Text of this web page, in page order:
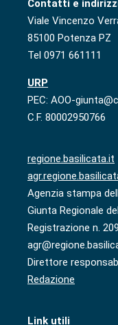
Contatti e
Viale Vincenzo
85100 Potenza PZ
Tel 0971 661111
URP
PEC: AOO-
C.F. 80002950766
regione.basilicata.it
Agenzia stampa
Giunta Regionale
Registrazione n.
Direttore
Redazione
Link utili